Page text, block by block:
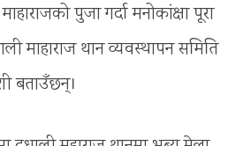
पुजा गर्दा मनोकांक्षा पूरा
माहाराज थान व्यवस्थापन समिति
बताउँछन्।